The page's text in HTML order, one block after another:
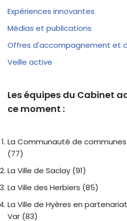
Expériences innovantes
Médias et publications
Offres d'accompagnement et
Veille active
Les équipes du Cabinet
ce moment :
La Communauté de
(77)
La Ville de Saclay (91)
La Ville des Herbiers (85)
La Ville de Hyères en
Var (83)